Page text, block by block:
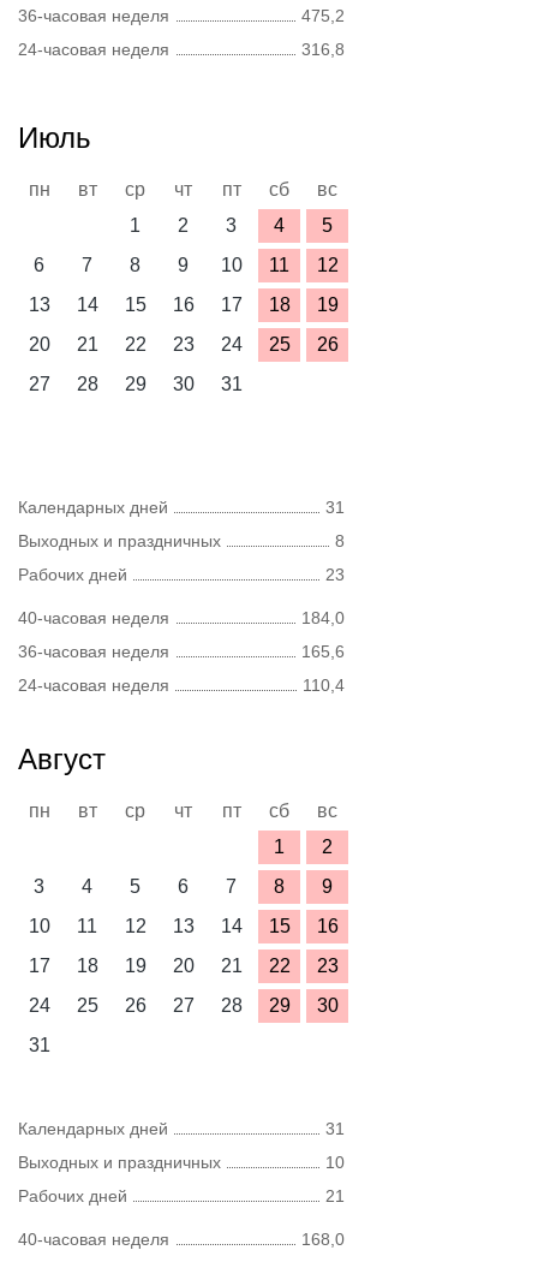
36-часовая неделя
475,2
24-часовая неделя
316,8
Июль
пн вт ср чт пт сб
вс
1
2 3 4
5
6
7 8 9 10 11
12
13
14 15 16 17 18
19
20
21 22 23 24 25
26
27
28 29 30 31
Календарных дней
31
Выходных и праздничных
8
Рабочих дней
23
40-часовая неделя
184,0
36-часовая неделя
165,6
24-часовая неделя
110,4
Август
пн вт ср чт пт сб
вс
1
2
3
4 5 6 7 8
9
10
11 12 13 14 15
16
17
18 19 20 21 22
23
24
25 26 27 28 29
30
31
Календарных дней
31
Выходных и праздничных
10
Рабочих дней
21
40-часовая неделя
168,0